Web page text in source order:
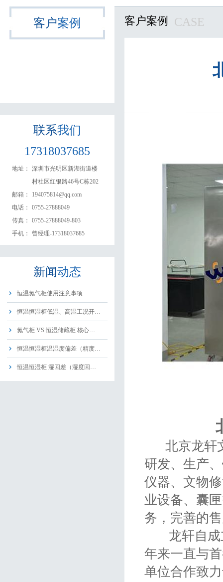
客户案例
联系我们
17318037685
地址：
深圳市光明区新湖街道楼
村社区红银路46号C栋202
邮箱：
194075814@qq.com
电话：
0755-27888049
传真：
0755-27888049-803
手机：
曾经理-17318037685
新闻动态
恒温氮气柜使用注意事项
恒温恒湿柜低湿、高湿工况开…
氮气柜 VS 恒湿储藏柜 核心…
恒温恒湿柜温湿度偏差（精度…
恒温恒湿柜 湿回差（湿度回…
客户案例 CASE
北京龙轩
研发、生产
仪器、文物
业设备、囊
务，完善的
龙轩自成
年来一直与
单位合作致